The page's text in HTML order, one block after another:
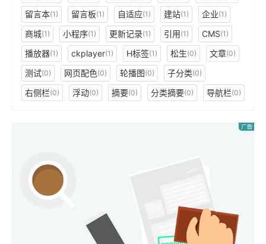
留言本(1) 留言板(1) 自适应(1) 建站(1) 企业(1)
商城(1) 小程序(1) 更新记录(1) 引用(1) CMS(1)
播放器(1) ckplayer(1) H标签(1) 松生(0) 文章(0)
测试(0) 网页配色(0) 轮播图(0) 子分类(0)
右侧栏(0) 浮动(0) 摘要(0) 分类摘要(0) 导航栏(0)